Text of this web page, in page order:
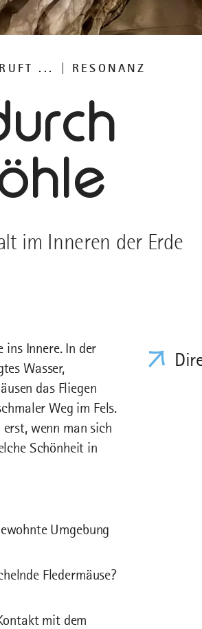
...
RESONANZ
im Inneren der Erde
ins Innere. In der
Wasser,
das Fliegen
Weg im Fels.
wenn man sich
Schönheit in
Umgebung
Fledermäuse?
mit dem